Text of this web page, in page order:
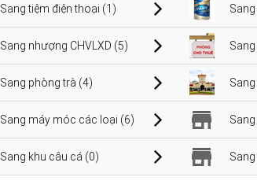
Sang tiệm điện thoại (1)
Sang nhượng CHVLXD (5)
Sang phòng trà (4)
Sang máy móc các loại (6)
Sang khu câu cá (0)